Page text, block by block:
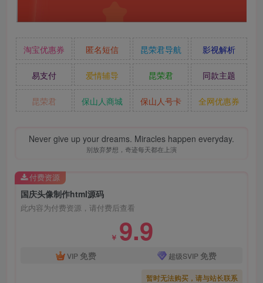
淘宝优惠券 匿名短信 昆荣君导航 影视解析
易支付 爱情辅导 昆荣君 同款主题
昆荣君 保山人商城 保山人号卡 全网优惠券
Never give up your dreams. Miracles happen everyday.
别放弃梦想，奇迹每天都在上演
国庆头像制作html源码
此内容为付费资源，请付费后查看
￥ 9.9
VIP 免费 超级SVIP 免费
暂时无法购买，请与站长联系
付费资源